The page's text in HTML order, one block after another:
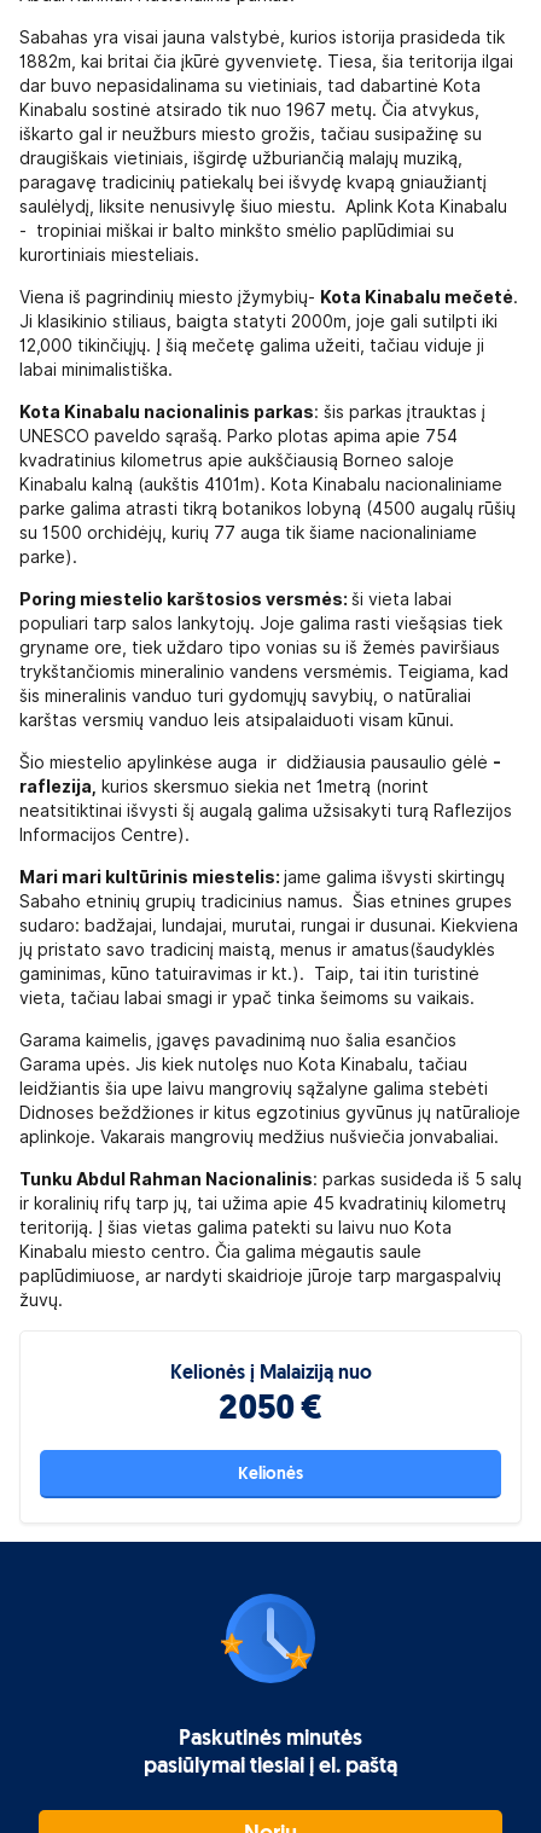
Sabahas yra visai jauna valstybė, kurios istorija prasideda tik
1882m, kai britai čia įkūrė gyvenvietę. Tiesa, šia teritorija ilgai
dar buvo nepasidalinama su vietiniais, tad dabartinė Kota
Kinabalu sostinė atsirado tik nuo 1967 metų. Čia atvykus,
iškarto gal ir neužburs miesto grožis, tačiau susipažinę su
draugiškais vietiniais, išgirdę užburiančią malajų muziką,
paragavę tradicinių patiekalų bei išvydę kvapą gniaužiantį
saulėlydį, liksite nenusivylę šiuo miestu. Aplink Kota Kinabalu
- tropiniai miškai ir balto minkšto smėlio paplūdimiai su
kurortiniais miesteliais.
Viena iš pagrindinių miesto įžymybių- Kota Kinabalu mečetė.
Ji klasikinio stiliaus, baigta statyti 2000m, joje gali sutilpti iki
12,000 tikinčiųjų. Į šią mečetę galima užeiti, tačiau viduje ji
labai minimalistiška.
Kota Kinabalu nacionalinis parkas: šis parkas įtrauktas į
UNESCO paveldo sąrašą. Parko plotas apima apie 754
kvadratinius kilometrus apie aukščiausią Borneo saloje
Kinabalu kalną (aukštis 4101m). Kota Kinabalu nacionaliniame
parke galima atrasti tikrą botanikos lobyną (4500 augalų rūšių
su 1500 orchidėjų, kurių 77 auga tik šiame nacionaliniame
parke).
Poring miestelio karštosios versmės: ši vieta labai
populiari tarp salos lankytojų. Joje galima rasti viešąsias tiek
gryname ore, tiek uždaro tipo vonias su iš žemės paviršiaus
trykštančiomis mineralinio vandens versmėmis. Teigiama, kad
šis mineralinis vanduo turi gydomųjų savybių, o natūraliai
karštas versmių vanduo leis atsipalaiduoti visam kūnui.
Šio miestelio apylinkėse auga ir didžiausia pausaulio gėlė -
raflezija,
kurios skersmuo siekia net 1metrą (norint
neatsitiktinai išvysti šį augalą galima užsisakyti turą Raflezijos
Informacijos Centre).
Mari mari kultūrinis miestelis: jame galima išvysti skirtingų
Sabaho etninių grupių tradicinius namus. Šias etnines grupes
sudaro: badžajai, lundajai, murutai, rungai ir dusunai. Kiekviena
jų pristato savo tradicinį maistą, menus ir amatus(šaudyklės
gaminimas, kūno tatuiravimas ir kt.). Taip, tai itin turistinė
vieta, tačiau labai smagi ir ypač tinka šeimoms su vaikais.
Garama kaimelis, įgavęs pavadinimą nuo šalia esančios
Garama upės. Jis kiek nutolęs nuo Kota Kinabalu, tačiau
leidžiantis šia upe laivu mangrovių sąžalyne galima stebėti
Didnoses beždžiones ir kitus egzotinius gyvūnus jų natūralioje
aplinkoje. Vakarais mangrovių medžius nušviečia jonvabaliai.
Tunku Abdul Rahman Nacionalinis: parkas susideda iš 5 salų
ir koralinių rifų tarp jų, tai užima apie 45 kvadratinių kilometrų
teritoriją. Į šias vietas galima patekti su laivu nuo Kota
Kinabalu miesto centro. Čia galima mėgautis saule
paplūdimiuose, ar nardyti skaidrioje jūroje tarp margaspalvių
žuvų.
Kelionės į Malaiziją nuo
2050 €
Kelionės
Paskutinės minutės
pasiūlymai tiesiai į el. paštą